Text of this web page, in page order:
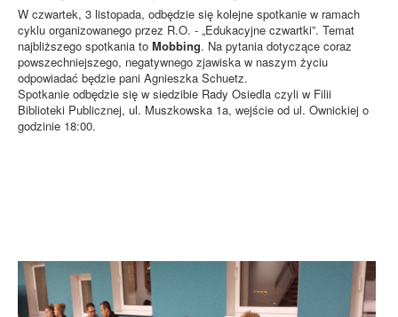
W czwartek, 3 listopada, odbędzie się kolejne spotkanie w ramach
cyklu organizowanego przez R.O. - „Edukacyjne czwartki”. Temat
najbliższego spotkania to Mobbing. Na pytania dotyczące coraz
powszechniejszego, negatywnego zjawiska w naszym życiu
odpowiadać będzie pani Agnieszka Schuetz.
Spotkanie odbędzie się w siedzibie Rady Osiedla czyli w Filii
Biblioteki Publicznej, ul. Muszkowska 1a, wejście od ul. Ownickiej o
godzinie 18:00.